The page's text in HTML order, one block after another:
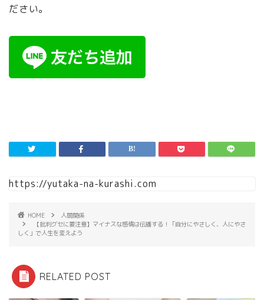
ださい。
https://yutaka-na-kurashi.com
HOME
人間関係
【批判グセに要注意】マイナスな感情は伝播する！「自分にやさしく、人にやさ
しく」で人生を変えよう
RELATED POST